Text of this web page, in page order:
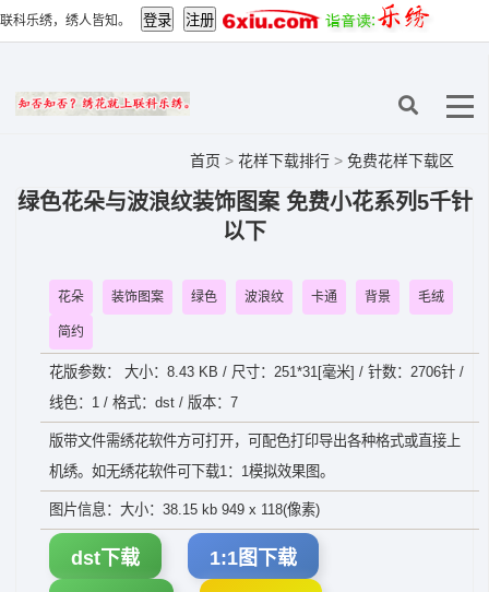
联科乐绣，绣人皆知。
首页 > 花样下载排行 > 免费花样下载区
绿色花朵与波浪纹装饰图案 免费小花系列5千针
以下
花朵 装饰图案 绿色 波浪纹 卡通 背景 毛绒
简约
花版参数： 大小：8.43 KB / 尺寸：251*31[毫米] / 针数：2706针 /
线色：1 / 格式：dst / 版本：7
版带文件需绣花软件方可打开，可配色打印导出各种格式或直接上
机绣。如无绣花软件可下载1：1模拟效果图。
图片信息：大小：38.15 kb 949 x 118(像素)
dst下载 1:1图下载